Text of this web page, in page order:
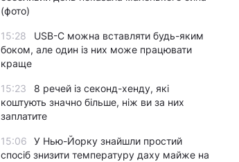
(фото)
15:28
USB-C можна вставляти будь-яким
боком, але один із них може працювати
краще
15:23
8 речей із секонд-хенду, які
коштують значно більше, ніж ви за них
заплатите
15:06
У Нью-Йорку знайшли простий
спосіб знизити температуру даху майже на